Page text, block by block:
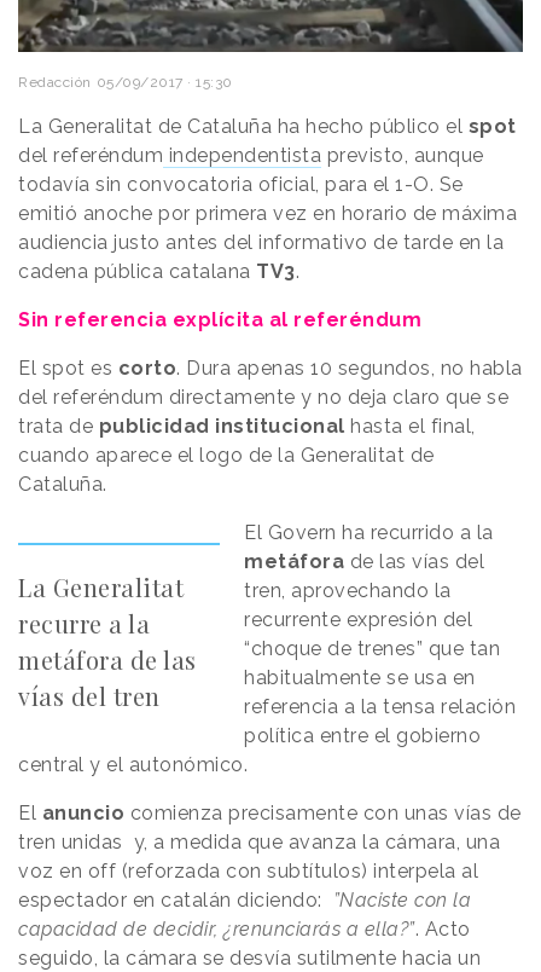
Redacción 05/09/2017 · 15:30
La Generalitat de Cataluña ha hecho público el spot
del referéndum independentista previsto, aunque
todavía sin convocatoria oficial, para el 1-O. Se
emitió anoche por primera vez en horario de máxima
audiencia justo antes del informativo de tarde en la
cadena pública catalana TV3.
Sin referencia explícita al referéndum
El spot es corto. Dura apenas 10 segundos, no habla
del referéndum directamente y no deja claro que se
trata de publicidad institucional hasta el final,
cuando aparece el logo de la Generalitat de
Cataluña.
La Generalitat
recurre a la
metáfora de las
vías del tren
El Govern ha recurrido a la
metáfora de las vías del
tren, aprovechando la
recurrente expresión del
“choque de trenes” que tan
habitualmente se usa en
referencia a la tensa relación
política entre el gobierno
central y el autonómico.
El anuncio comienza precisamente con unas vías de
tren unidas y, a medida que avanza la cámara, una
voz en off (reforzada con subtítulos) interpela al
espectador en catalán diciendo:
”Naciste con la
capacidad de decidir, ¿renunciarás a ella?”. Acto
seguido, la cámara se desvía sutilmente hacia un